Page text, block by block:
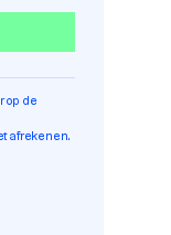
op de
afrekenen.